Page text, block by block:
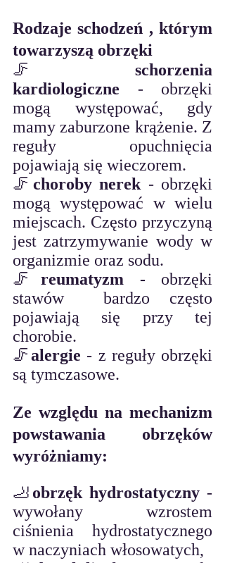
Rodzaje schodzeń , którym
towarzyszą obrzęki
🦵 schorzenia
kardiologiczne - obrzęki
mogą występować, gdy
mamy zaburzone krążenie. Z
reguły opuchnięcia
pojawiają się wieczorem.
🦵 choroby nerek - obrzęki
mogą występować w wielu
miejscach. Często przyczyną
jest zatrzymywanie wody w
organizmie oraz sodu.
🦵reumatyzm - obrzęki
stawów  bardzo często
pojawiają się przy tej
chorobie.
🦵alergie - z reguły obrzęki
są tymczasowe.
Ze względu na mechanizm
powstawania obrzęków
wyróżniamy:
🦶 obrzęk hydrostatyczny -
wywołany wzrostem
ciśnienia hydrostatycznego
w naczyniach włosowatych,